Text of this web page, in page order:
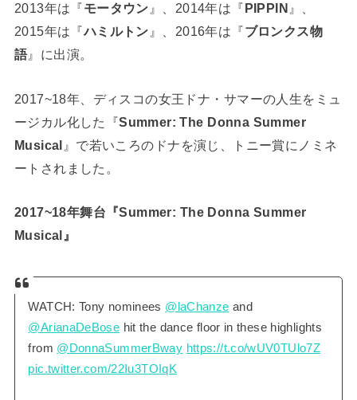
2013年は『モータウン 』、2014年は『 PIPPIN 』、
2015年は『ハミルトン 』、2016年は『ブロンクス物
語』に出演。
2017~18年、ディスコの女王ドナ・サマーの人生をミュ
ージカル化した『Summer: The Donna Summer
Musical 』で若いころのドナを演じ、トニー賞にノミネ
ートされました。
2017~18年舞台『Summer: The Donna Summer
Musical』
WATCH: Tony nominees @laChanze and
@ArianaDeBose hit the dance floor in these highlights
from @DonnaSummerBway https://t.co/wUV0TUlo7Z
pic.twitter.com/22Iu3TOIqK